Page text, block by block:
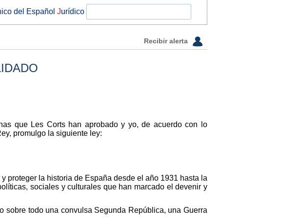
del Español Jurídico
Recibir alerta
que Les Corts han aprobado y yo, de acuerdo con lo
promulgo la siguiente ley:
proteger la historia de España desde el año 1931 hasta la
sociales y culturales que han marcado el devenir y
sobre todo una convulsa Segunda República, una Guerra